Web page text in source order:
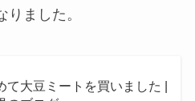
りました。
て大豆ミートを買いました |